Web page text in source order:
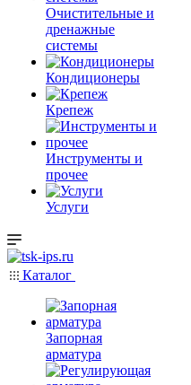
Очистительные и
дренажные
системы
Кондиционеры
Крепеж
Инструменты и
прочее
Услуги
Каталог
Запорная
арматура